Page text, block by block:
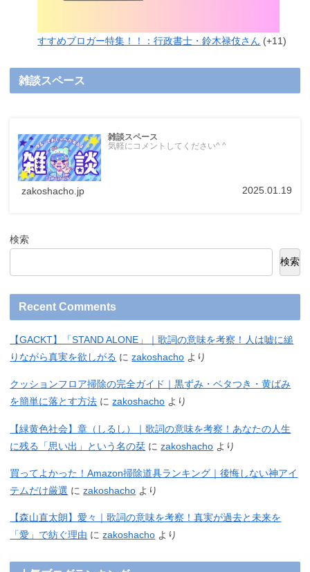
すすめブロガー特集！！：行政書士・鈴木禄伎さん +11
雑談スペース
雑談スペース
気軽にコメントしてください^ ^
zakoshacho.jp 2025.01.19
検索
検索
Recent Comments
【GACKT】「STAND ALONE」｜歌詞の意味を考察！人は嘘に縋
りながら真実を欲しがる にzakoshacho より
クッションフロア掃除の完全ガイド｜黒ずみ・ベタつき・黄ばみ
を簡単に落とす方法 にzakoshacho より
【緑黄色社会】章（しるし）｜歌詞の意味を考察！あなたの人生
に残る「思い出」という名の栞 にzakoshacho より
買ってよかった！Amazon掃除道具ランキング｜後悔しない神アイ
テムだけ厳選 にzakoshacho より
【森山直太朗】愛々｜歌詞の意味を考察！真実が過去と未来を
「愛」で紡ぐ理由 にzakoshacho より